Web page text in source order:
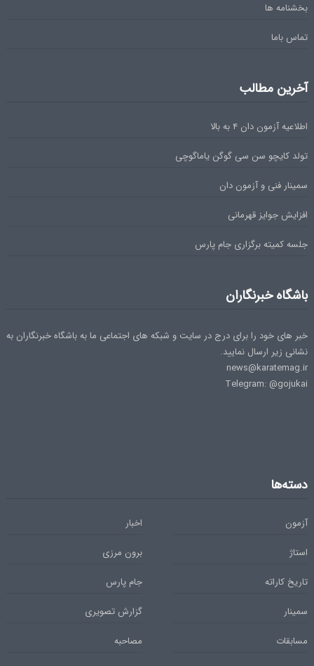
بخشنامه ها
تماس باما
آخرین مطالب
اطلاعیه آزمون دان ۴ به بالا
تولد کایچو سن سی گوگن یاماگوچی
سمینار فنی و آزمون دان
افزایش جوایز قهرمانی
جلسه کمیته برگزاری جام پارس
باشگاه خبرنگاران
خبر های خود را برای درج در سایت و شبکه های اجتماعی ما به باشگاه خبرنگاران به
نشانی زیر ارسال نمایید.
news@karatemag.ir
Telegram: @gojukai
دسته‌ها
آزمون
اخبار
استاژ
برون مرزی
تاریخ کاراته
جام پارس
سمینار
گزارش تصویری
مسابقات
مصاحبه